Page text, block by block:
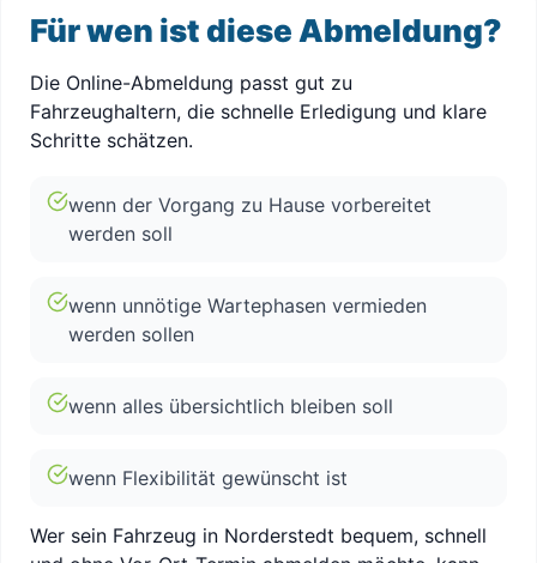
Für wen ist diese Abmeldung?
Die Online-Abmeldung passt gut zu
Fahrzeughaltern, die schnelle Erledigung und klare
Schritte schätzen.
wenn der Vorgang zu Hause vorbereitet
werden soll
wenn unnötige Wartephasen vermieden
werden sollen
wenn alles übersichtlich bleiben soll
wenn Flexibilität gewünscht ist
Wer sein Fahrzeug in Norderstedt bequem, schnell